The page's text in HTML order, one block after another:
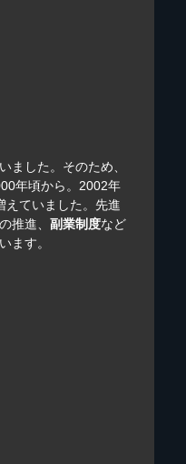
ました。そのため、
年頃から。2002年
えていました。先進
推進、副業制度など
ます。